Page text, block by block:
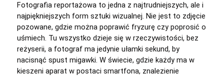
Fotografia reportażowa to jedna z najtrudniejszych, ale i
najpiękniejszych form sztuki wizualnej. Nie jest to zdjęcie
pozowane, gdzie można poprawić fryzurę czy poprosić o
uśmiech. Tu wszystko dzieje się w rzeczywistości, bez
reżyserii, a fotograf ma jedynie ułamki sekund, by
nacisnąć spust migawki. W świecie, gdzie każdy ma w
kieszeni aparat w postaci smartfona, znalezienie